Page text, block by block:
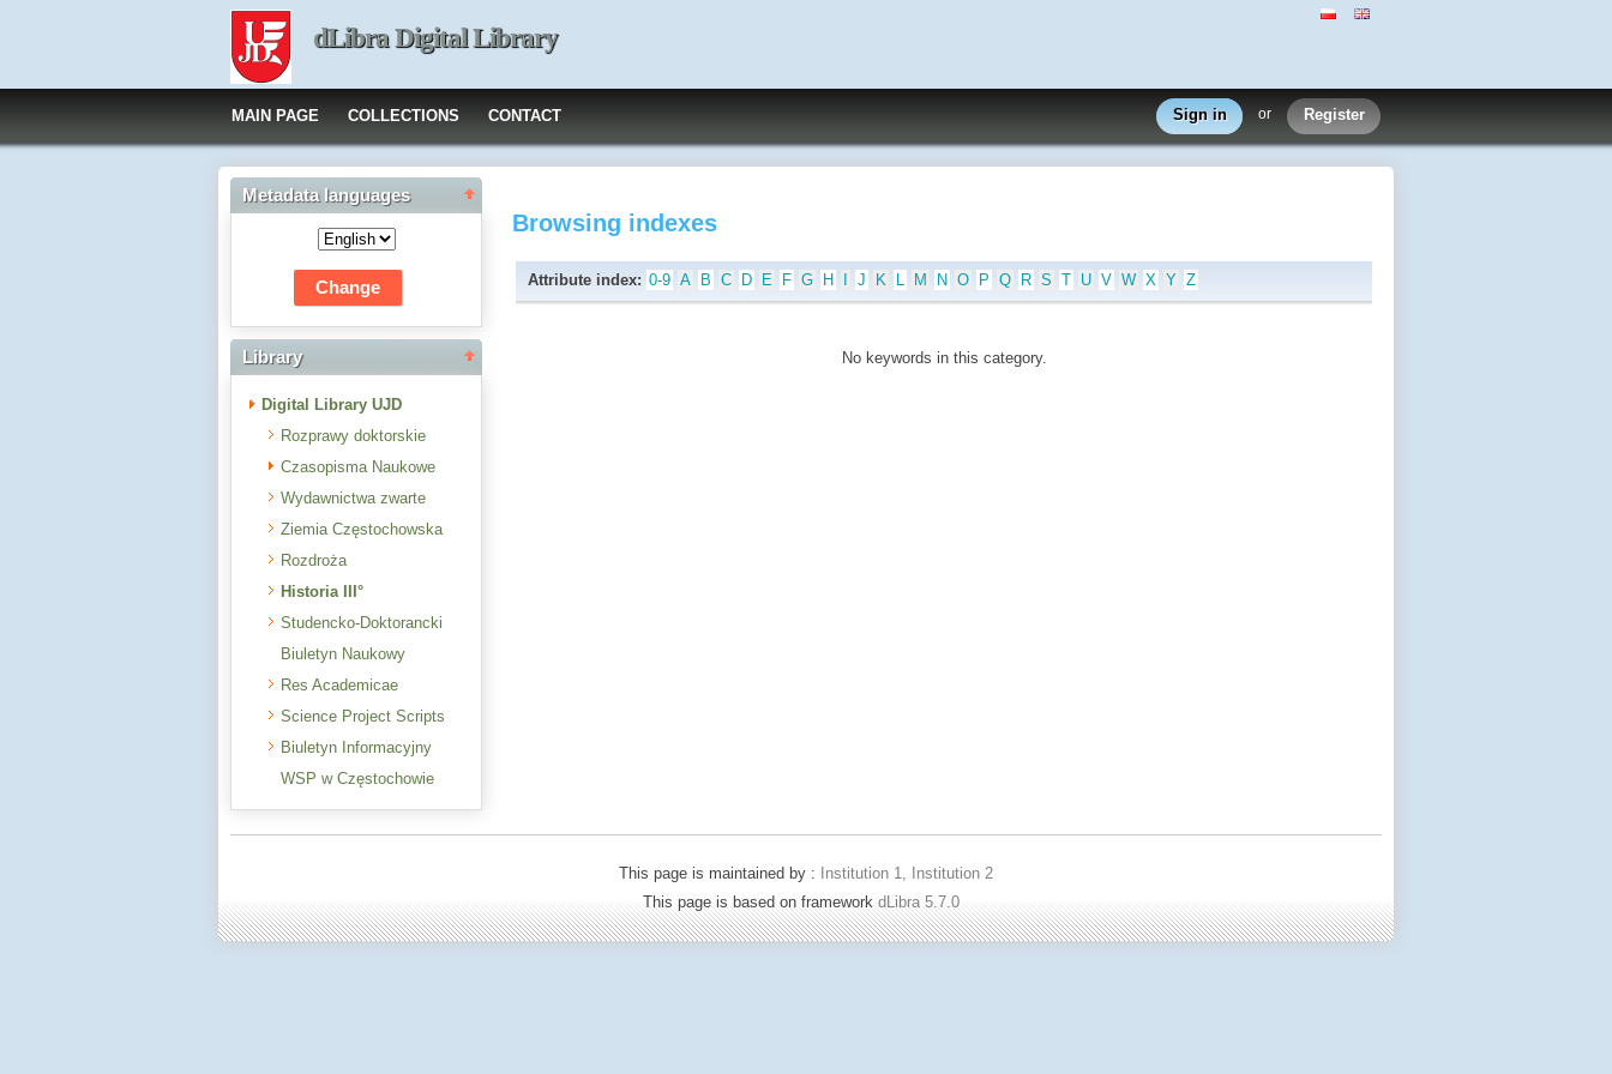
dLibra Digital Library
MAIN PAGE COLLECTIONS CONTACT Sign in or Register
Metadata languages
Library
Digital Library UJD
Rozprawy doktorskie
Czasopisma Naukowe
Wydawnictwa zwarte
Ziemia Częstochowska
Rozdroża
Historia III°
Studencko-Doktorancki
Biuletyn Naukowy
Res Academicae
Science Project Scripts
Biuletyn Informacyjny
WSP w Częstochowie
Browsing indexes
Attribute index: 0-9 A B C D E F G H J K L M N O P Q R S T U V W X Y Z
No keywords in this category.
This page is maintained by :
Institution 1, Institution 2
This page is based on framework dLibra 5.7.0